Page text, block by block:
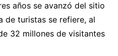
años se avanzó del sitio
de turistas se refiere, al
32 millones de visitantes